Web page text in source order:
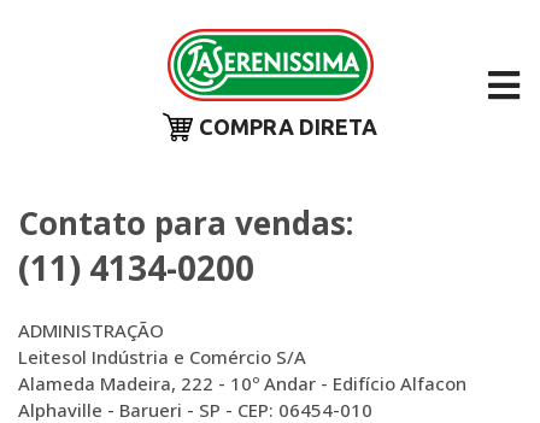
COMPRA DIRETA
Contato para vendas:
(11) 4134-0200
ADMINISTRAÇÃO
Leitesol Indústria e Comércio S/A
Alameda Madeira, 222 - 10º Andar - Edifício Alfacon
Alphaville - Barueri - SP - CEP: 06454-010